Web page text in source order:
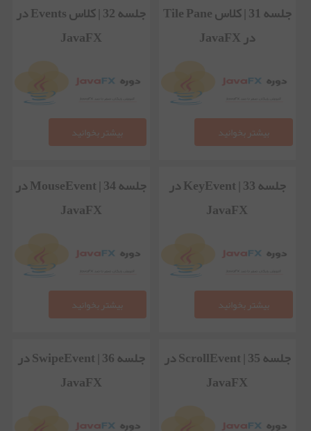
جلسه 31 | کلاس Tile Pane
در JavaFX
بیشتر بخوانید
جلسه 32 | کلاس Events در
JavaFX
بیشتر بخوانید
جلسه 33 | KeyEvent در
JavaFX
بیشتر بخوانید
جلسه 34 | MouseEvent در
JavaFX
بیشتر بخوانید
جلسه 35 | ScrollEvent در
JavaFX
جلسه 36 | SwipeEvent در
JavaFX